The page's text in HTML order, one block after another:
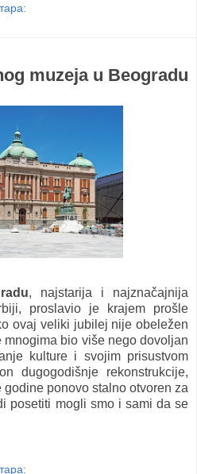
muzeja u Beogradu
, najstarija i najznačajnija
proslavio je krajem prošle
ovaj veliki jubilej nije obeležen
bio više nego dovoljan
kulture i svojim prisustvom
dugogodišnje rekonstrukcije,
ponovo stalno otvoren za
posetiti mogli smo i sami da se